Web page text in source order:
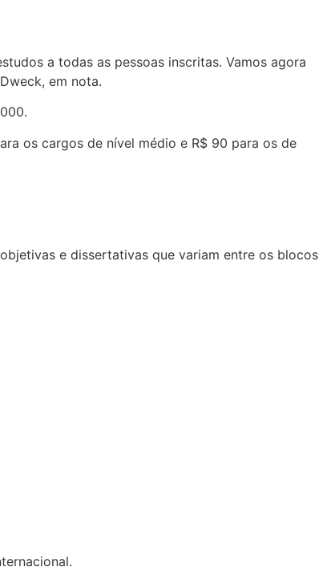
a todas as pessoas inscritas. Vamos agora
em nota.
os cargos de nível médio e R$ 90 para os de
e dissertativas que variam entre os blocos